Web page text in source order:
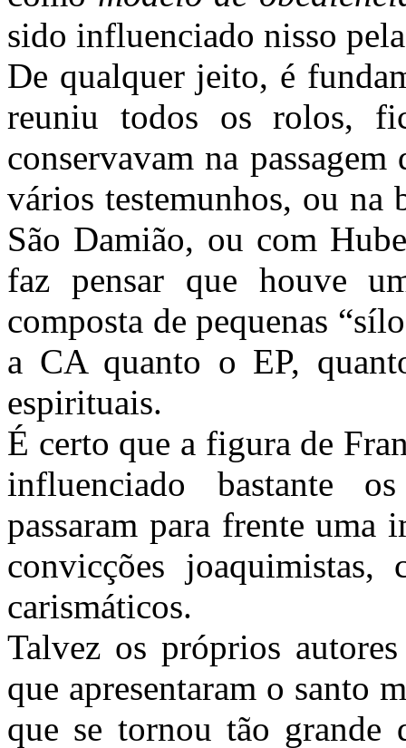
sido influenciado nisso
De qualquer jeito, é
reuniu todos os rolos,
conservavam na
vários testemunhos, ou
São Damião, ou com
faz pensar que houve
composta de pequenas
a CA quanto o EP,
espirituais.
É certo que a figura de
influenciado bastante
passaram para frente uma
convicções joaquimistas,
carismáticos.
Talvez os próprios
que apresentaram o santo
que se tornou tão grande